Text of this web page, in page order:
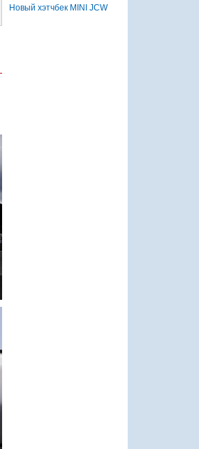
Новый хэтчбек MINI JCW